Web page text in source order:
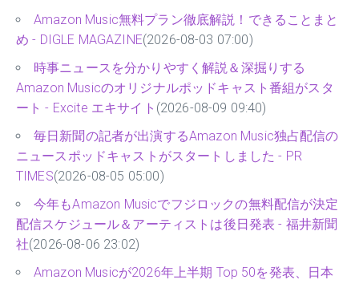
Amazon Music無料プラン徹底解説！できることまと
め - DIGLE MAGAZINE(2026-08-03 07:00)
時事ニュースを分かりやすく解説＆深掘りする
Amazon Musicのオリジナルポッドキャスト番組がスタ
ート - Excite エキサイト (2026-08-09 09:40)
毎日新聞の記者が出演するAmazon Music独占配信の
ニュースポッドキャストがスタートしました - PR
TIMES(2026-08-05 05:00)
今年もAmazon Musicでフジロックの無料配信が決定
配信スケジュール＆アーティストは後日発表 - 福井新聞
社(2026-08-06 23:02)
Amazon Musicが2026年上半期 Top 50を発表、日本